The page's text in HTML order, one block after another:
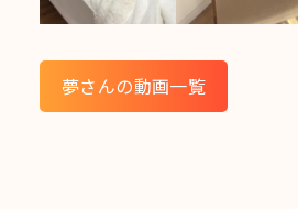
夢さんの動画一覧